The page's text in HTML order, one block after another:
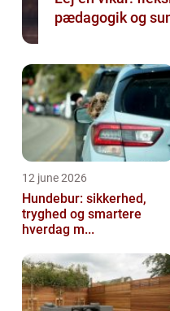
pædagogik og
12 june 2026
Hundebur: sikkerhed,
tryghed og smartere
hverdag m...